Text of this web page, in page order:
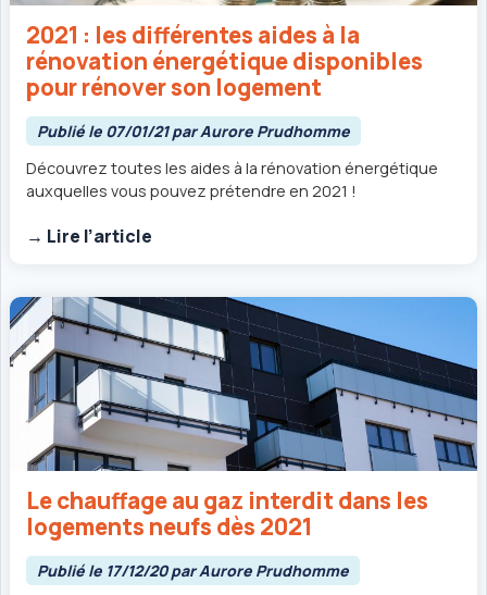
2021 : les différentes aides à la
rénovation énergétique disponibles
pour rénover son logement
Publié le 07/01/21 par Aurore Prudhomme
Découvrez toutes les aides à la rénovation énergétique
auxquelles vous pouvez prétendre en 2021 !
→ Lire l’article
Le chauffage au gaz interdit dans les
logements neufs dès 2021
Publié le 17/12/20 par Aurore Prudhomme